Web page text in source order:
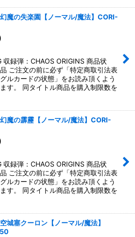
幻魔の失楽園【ノーマル/魔法】CORI-
収録弾：CHAOS ORIGINS 商品状
ご注文の前に必ず「特定商取引法表
ルカードの状態」をお読み頂くよう
す。 同タイトル商品を購入制限数を
幻魔の霹靂【ノーマル/魔法】CORI-
収録弾：CHAOS ORIGINS 商品状
ご注文の前に必ず「特定商取引法表
ルカードの状態」をお読み頂くよう
す。 同タイトル商品を購入制限数を
空城塞クーロン【ノーマル/魔法】